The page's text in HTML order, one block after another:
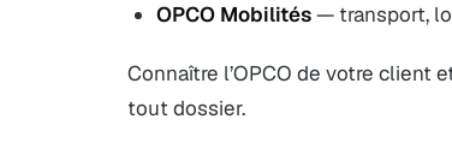
OPCO Mobilités— transport,
Connaître l’OPCO de votre client
tout dossier.